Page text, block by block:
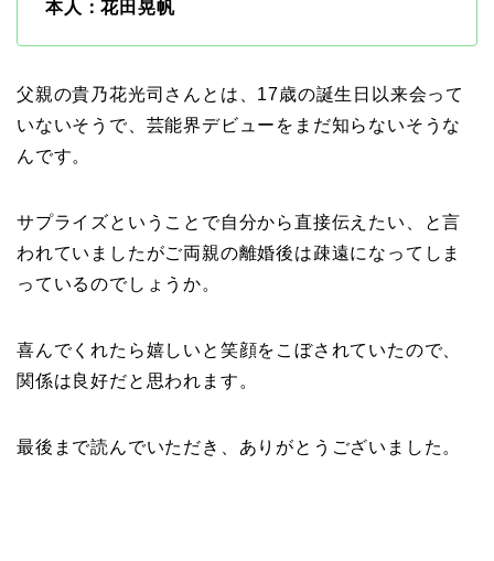
本人：花田晃帆
父親の貴乃花光司さんとは、17歳の誕生日以来会って
いないそうで、芸能界デビューをまだ知らないそうな
んです。
サプライズということで自分から直接伝えたい、と言
われていましたがご両親の離婚後は疎遠になってしま
っているのでしょうか。
喜んでくれたら嬉しいと笑顔をこぼされていたので、
関係は良好だと思われます。
最後まで読んでいただき、ありがとうございました。